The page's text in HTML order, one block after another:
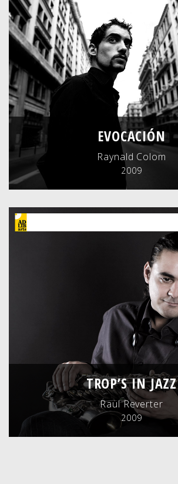
EVOCACIÓN
Raynald Colom
2009
TROP’S IN JAZZ
Raül Reverter
2009